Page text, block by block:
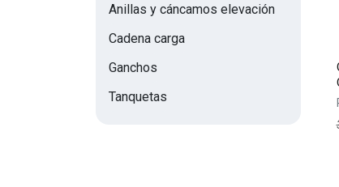
Anillas y cáncamos elevación
Cadena carga
Ganchos
Tanquetas